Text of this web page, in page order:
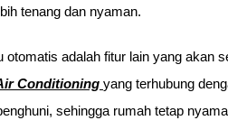
tenang dan nyaman.
otomatis adalah fitur lain yang akan
Conditioning yang terhubung
sehingga rumah tetap